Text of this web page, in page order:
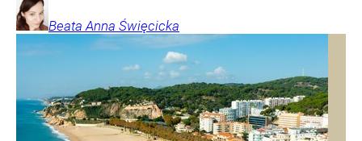
Beata Anna Święcicka